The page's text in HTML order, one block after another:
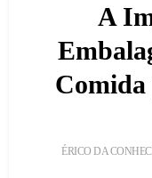
A
ÉRICO DA